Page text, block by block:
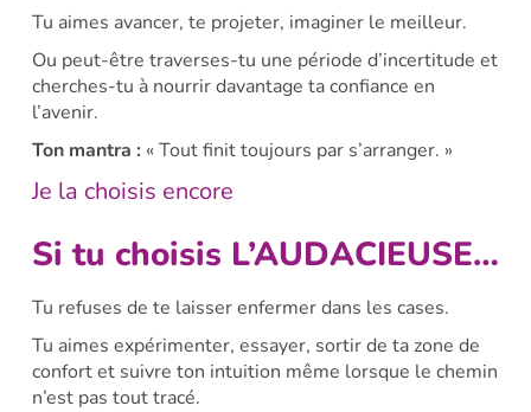
Tu aimes avancer, te projeter, imaginer le meilleur.
Ou peut-être traverses-tu une période d’incertitude et
cherches-tu à nourrir davantage ta confiance en
l’avenir.
Ton mantra : « Tout finit toujours par s’arranger. »
Je la choisis encore
Si tu choisis L’AUDACIEUSE…
Tu refuses de te laisser enfermer dans les cases.
Tu aimes expérimenter, essayer, sortir de ta zone de
confort et suivre ton intuition même lorsque le chemin
n’est pas tout tracé.